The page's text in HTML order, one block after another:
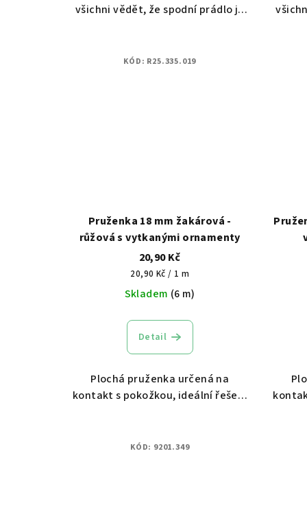
všichni vědět, že spodní prádlo je
kontakt s pokožkou, ideální řešení
Pruženka 18 mm žakárová -
růžová s vytkanými ornamenty
20,90 Kč
Měrná
cena:
20,90 Kč / 1 m
Skladem (6 m)
Detail
Plochá pruženka určená na
kontakt s pokožkou, ideální řešení
KÓD: R25.335.019
KÓD: 9201.349